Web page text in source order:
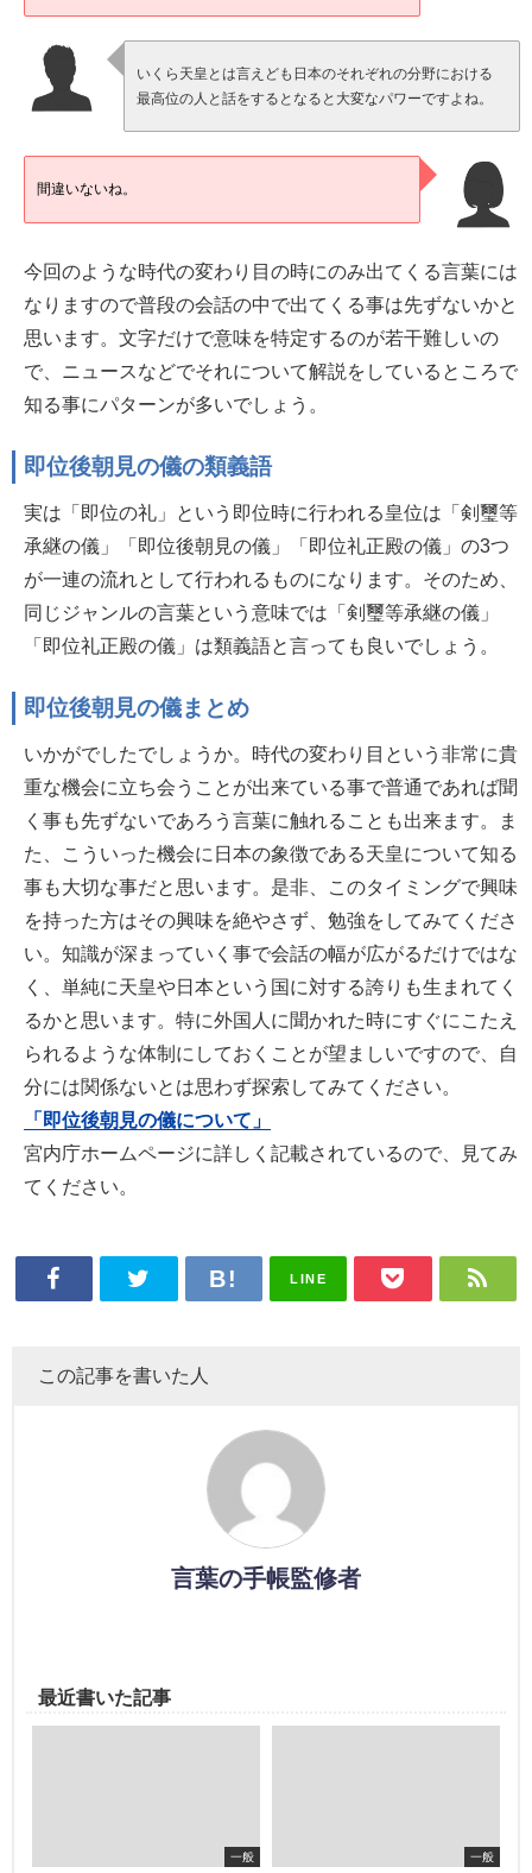
いくら天皇とは言えども日本のそれぞれの分野における
最高位の人と話をするとなると大変なパワーですよね。
間違いないね。
今回のような時代の変わり目の時にのみ出てくる言葉には
なりますので普段の会話の中で出てくる事は先ずないかと
思います。文字だけで意味を特定するのが若干難しいの
で、ニュースなどでそれについて解説をしているところで
知る事にパターンが多いでしょう。
即位後朝見の儀の類義語
実は「即位の礼」という即位時に行われる皇位は「剣璽等
承継の儀」「即位後朝見の儀」「即位礼正殿の儀」の3つ
が一連の流れとして行われるものになります。そのため、
同じジャンルの言葉という意味では「剣璽等承継の儀」
「即位礼正殿の儀」は類義語と言っても良いでしょう。
即位後朝見の儀まとめ
いかがでしたでしょうか。時代の変わり目という非常に貴
重な機会に立ち会うことが出来ている事で普通であれば聞
く事も先ずないであろう言葉に触れることも出来ます。ま
た、こういった機会に日本の象徴である天皇について知る
事も大切な事だと思います。是非、このタイミングで興味
を持った方はその興味を絶やさず、勉強をしてみてくださ
い。知識が深まっていく事で会話の幅が広がるだけではな
く、単純に天皇や日本という国に対する誇りも生まれてく
るかと思います。特に外国人に聞かれた時にすぐにこたえ
られるような体制にしておくことが望ましいですので、自
分には関係ないとは思わず探索してみてください。
「即位後朝見の儀について」
宮内庁ホームページに詳しく記載されているので、見てみ
てください。
LINE
この記事を書いた人
言葉の手帳監修者
最近書いた記事
一般 一般